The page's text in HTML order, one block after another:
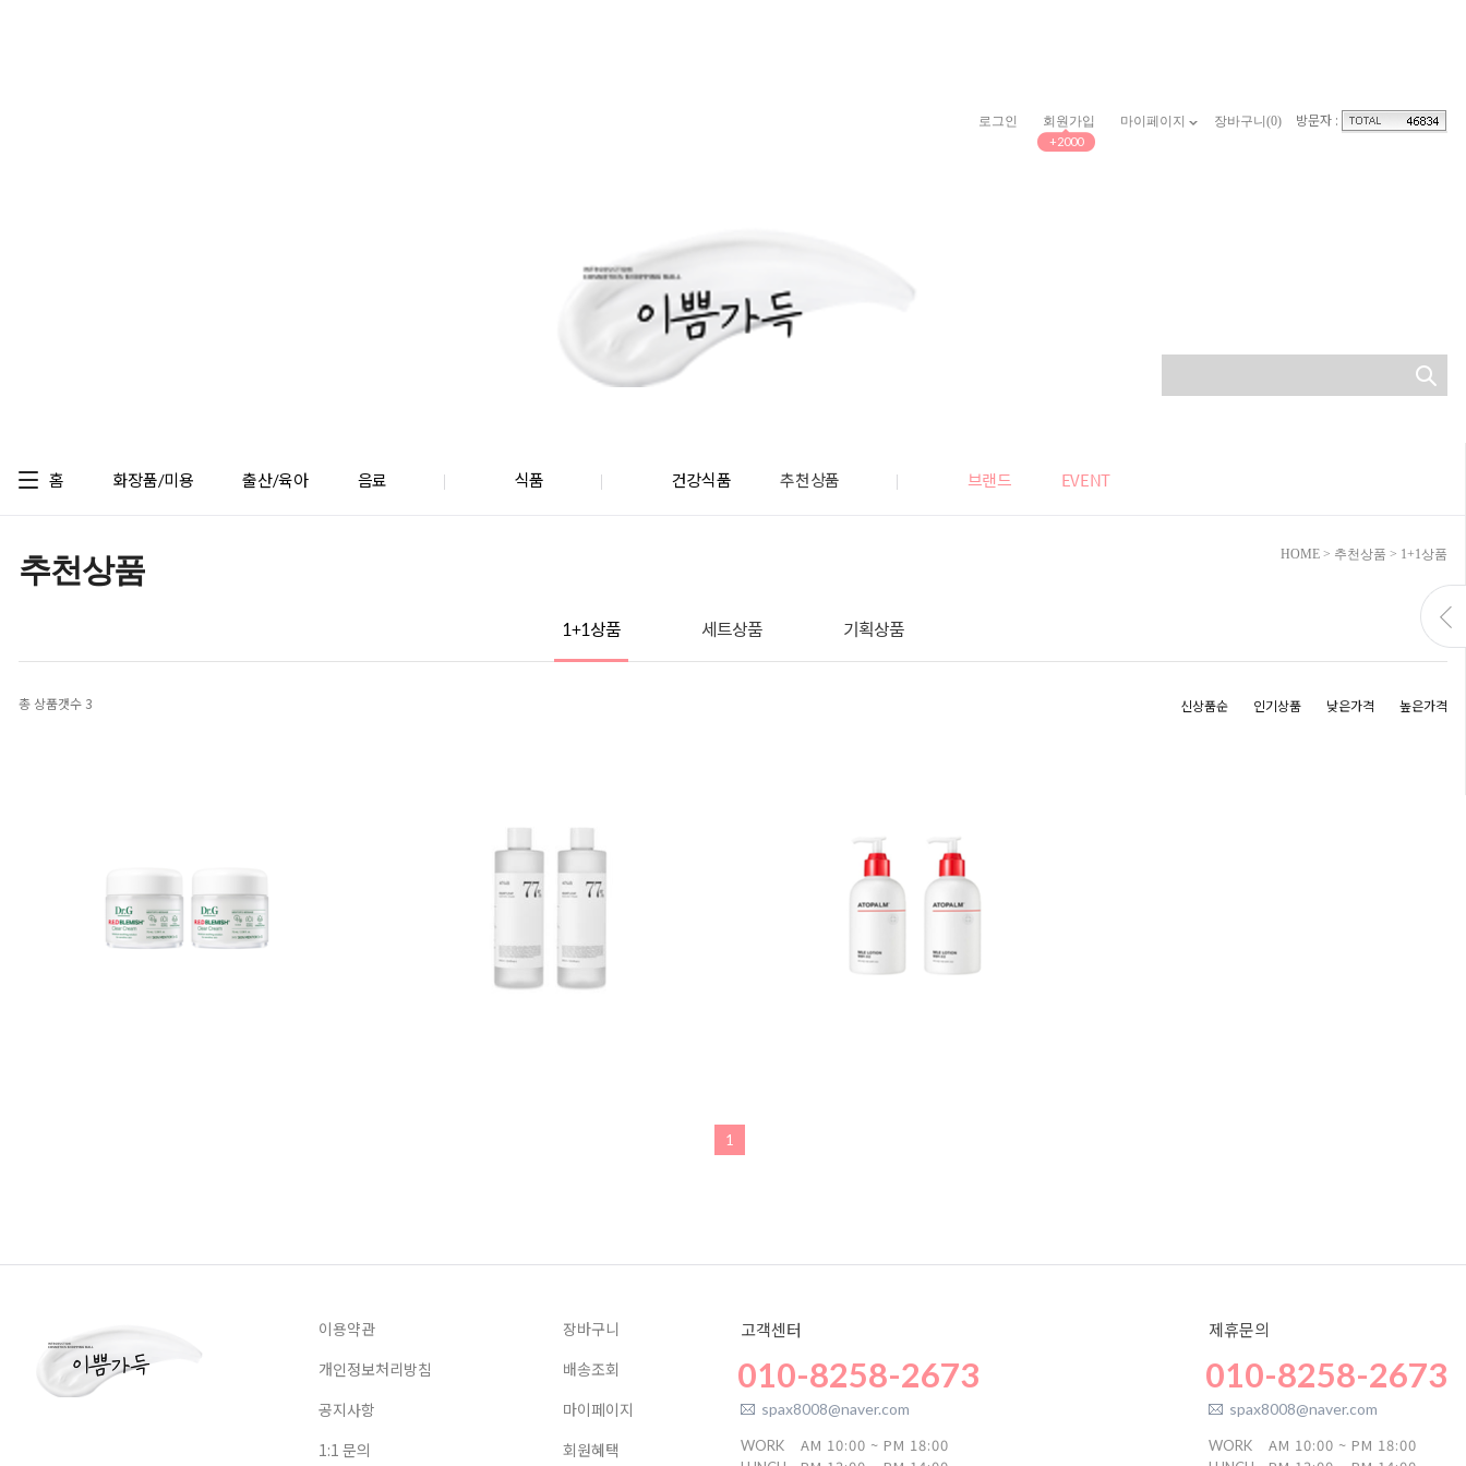
로그인 회원가입
+2000
마이페이지 장바구니(0) 방문자 :
홈 화장품/미용 출산/육아 음료 식품 건강식품 추천상품 브랜드 EVENT
HOME > 추천상품 > 1+1상품
추천상품
1+1상품 세트상품 기획상품
총 상품갯수 3 신상품순 인기상품 낮은가격 높은가격
1
이용약관
개인정보처리방침
공지사항
1:1 문의
장바구니
배송조회
마이페이지
회원혜택
고객센터
010-8258-2673
spax8008@naver.com
WORK AM 10:00 ~ PM 18:00
제휴문의
010-8258-2673
spax8008@naver.com
WORK AM 10:00 ~ PM 18:00